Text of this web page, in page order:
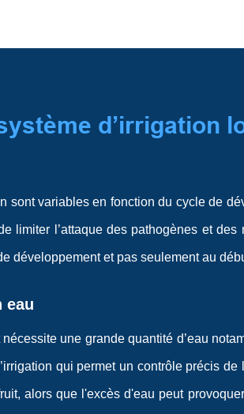
d’irrigation
sont variables en fonction du cycle de
limiter l’attaque des pathogènes et
développement et pas seulement au
eau
une grande quantité d’eau
qui permet un contrôle précis
alors que l'excès d'eau peut